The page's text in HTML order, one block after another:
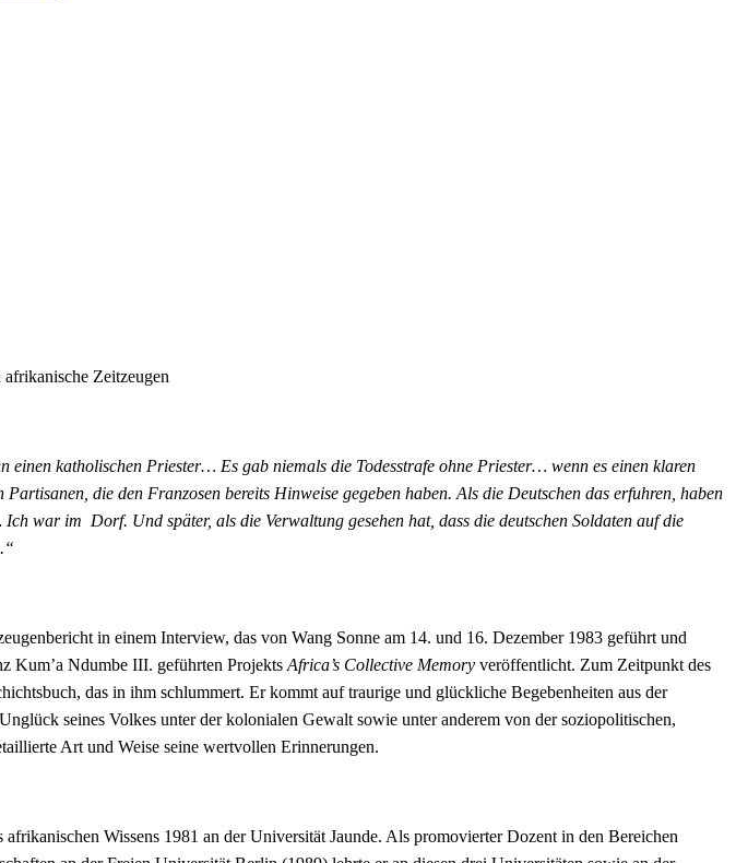
Zeitzeugen
katholischen Priester… Es gab niemals die Todesstrafe ohne Priester… wenn es einen klaren
die den Franzosen bereits Hinweise gegeben haben. Als die Deutschen das erfuhren, haben
war im Dorf. Und später, als die Verwaltung gesehen hat, dass die deutschen Soldaten auf die
in einem Interview, das von Wang Sonne am 14. und 16. Dezember 1983 geführt und
Kum’a Ndumbe III. geführten Projekts Africa’s Collective Memory veröffentlicht. Zum Zeitpunkt des
das in ihm schlummert. Er kommt auf traurige und glückliche Begebenheiten aus der
seines Volkes unter der kolonialen Gewalt sowie unter anderem von der soziopolitischen,
Art und Weise seine wertvollen Erinnerungen.
Wissens 1981 an der Universität Jaunde. Als promovierter Dozent in den Bereichen